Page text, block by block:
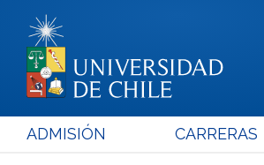
ADMISIÓN CARRERAS